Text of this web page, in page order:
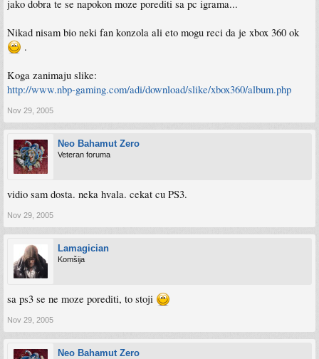
jako dobra te se napokon moze porediti sa pc igrama...
Nikad nisam bio neki fan konzola ali eto mogu reci da je xbox 360 ok
.
Koga zanimaju slike:
http://www.nbp-gaming.com/adi/download/slike/xbox360/album.php
Nov 29, 2005
Neo Bahamut Zero
Veteran foruma
vidio sam dosta. neka hvala. cekat cu PS3.
Nov 29, 2005
Lamagician
Komšija
sa ps3 se ne moze porediti, to stoji
Nov 29, 2005
Neo Bahamut Zero